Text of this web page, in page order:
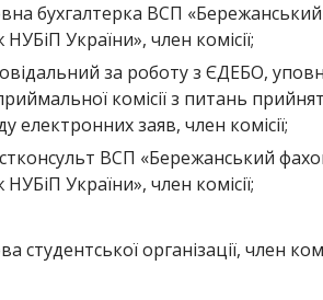
бухгалтерка ВСП
України», член комісії;
за роботу з ЄДЕБО,
комісії з питань
електронних заяв, член комісії;
ВСП «Бережанський
України», член комісії;
студентської організації, член